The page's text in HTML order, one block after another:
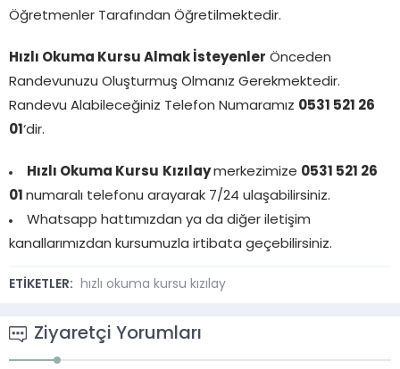
Öğretmenler Tarafından Öğretilmektedir.
Hızlı Okuma Kursu Almak İsteyenler Önceden
Randevunuzu Oluşturmuş Olmanız Gerekmektedir.
Randevu Alabileceğiniz Telefon Numaramız 0531 521 26
01 ‘dir.
Hızlı Okuma Kursu Kızılaymerkezimize 0531 521 26
01 numaralı telefonu arayarak 7/24 ulaşabilirsiniz.
Whatsapp hattımızdan ya da diğer iletişim
kanallarımızdan kursumuzla irtibata geçebilirsiniz.
ETİKETLER: hızlı okuma kursu kızılay
Ziyaretçi Yorumları